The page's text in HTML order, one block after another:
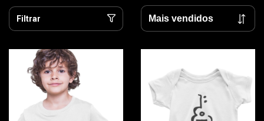
Filtrar